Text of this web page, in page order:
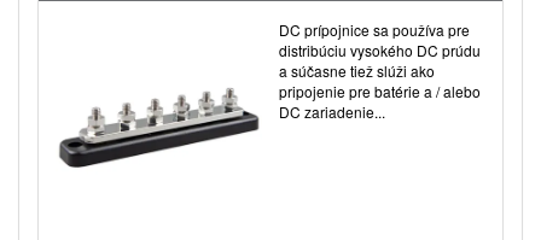
DC prípojnice sa používa pre
distribúciu vysokého DC prúdu
a súčasne tiež slúži ako
pripojenie pre batérie a / alebo
DC zariadenie...